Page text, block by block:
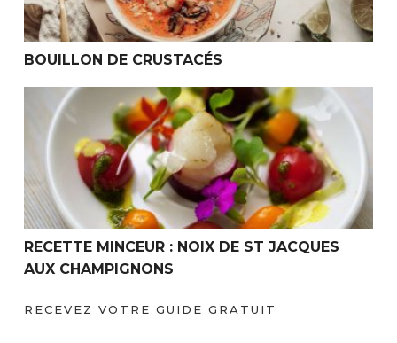
BOUILLON DE CRUSTACÉS
RECETTE MINCEUR : NOIX DE ST JACQUES AUX
RECETTE MINCEUR : NOIX DE ST JACQUES
AUX CHAMPIGNONS
RECEVEZ VOTRE GUIDE GRATUIT